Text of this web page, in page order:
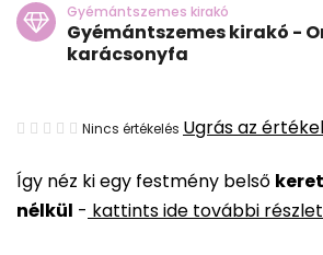
Így néz ki egy festmény belső
nélkül - kattints ide további
Gyémántszemes kirakó
Gyémántszemes kirakó -
karácsonyfa
A
átlagos
értékelése
Nincs értékelés Ugrás az